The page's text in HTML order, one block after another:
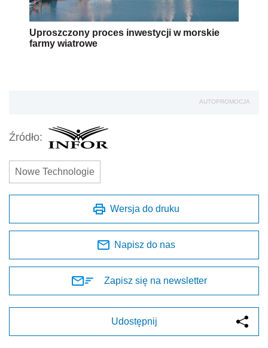
Uproszczony proces inwestycji w morskie
farmy wiatrowe
AUTOPROMOCJA
Źródło:
Nowe Technologie
Wersja do druku
Napisz do nas
Zapisz się na newsletter
Udostępnij